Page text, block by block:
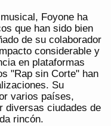
Foyone ha
que han sido bien
de su colaborador
considerable y
en plataformas
"Rap sin Corte" han
Su
varios países,
diversas ciudades de
rincón.